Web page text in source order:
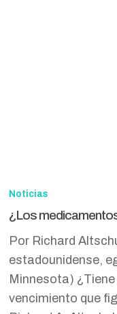
medicamentos
expiran?
Noticias
¿Los
Por Richard
estadounidense,
Minnesota)
vencimiento que